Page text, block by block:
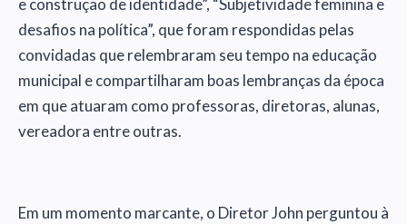
e construção de identidade”, “Subjetividade feminina e
desafios na política”, que foram respondidas pelas
convidadas que relembraram seu tempo na educação
municipal e compartilharam boas lembranças da época
em que atuaram como professoras, diretoras, alunas,
vereadora entre outras.
Em um momento marcante, o Diretor John perguntou à